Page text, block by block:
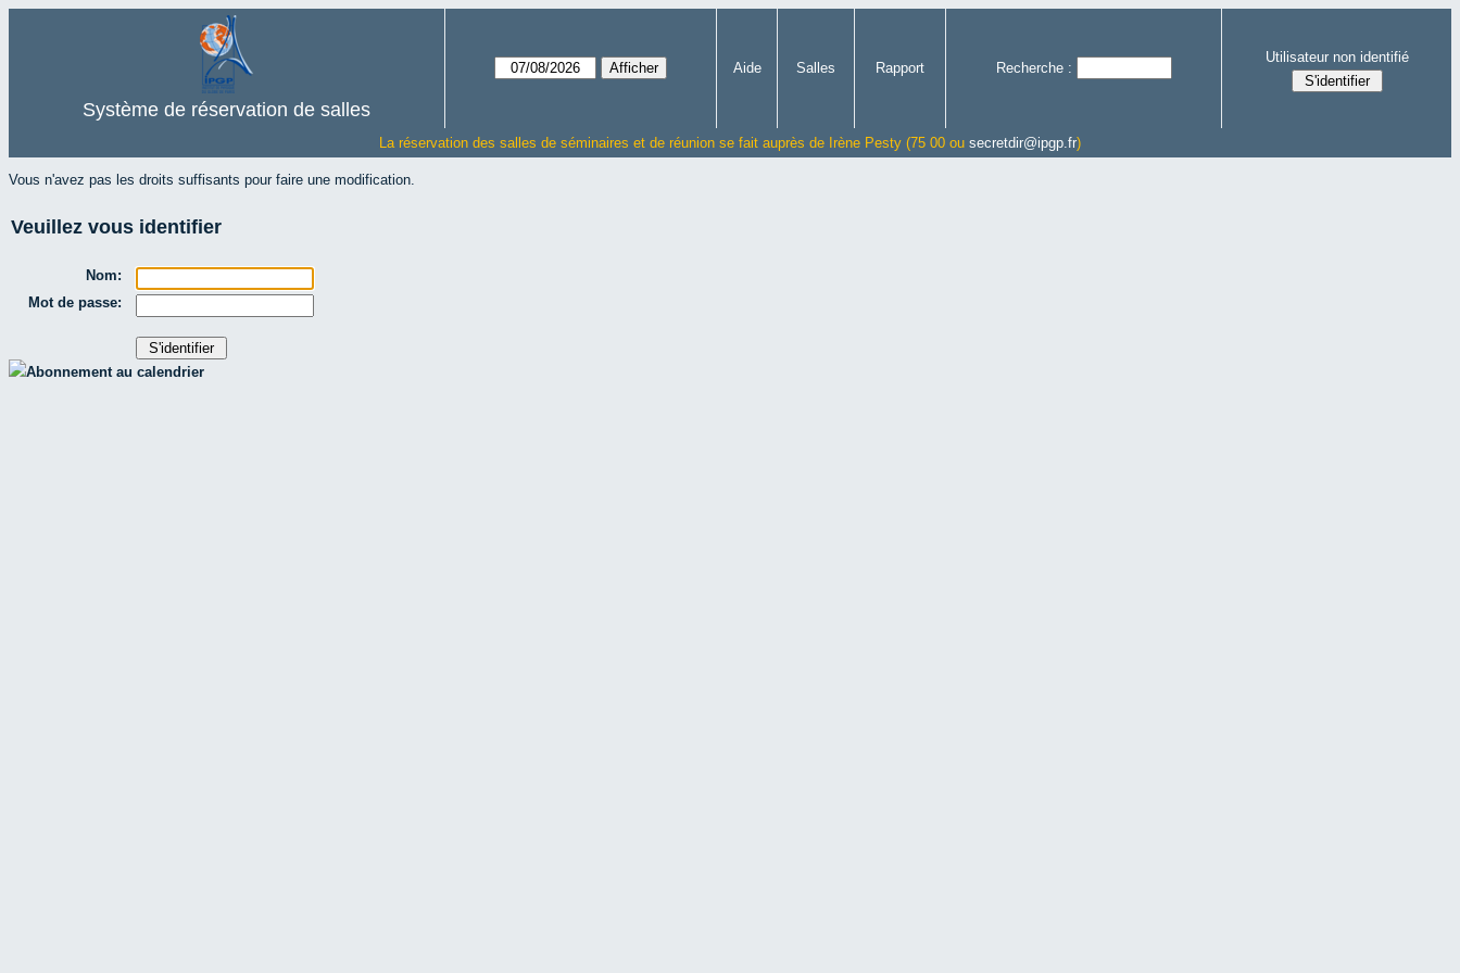
Système de réservation de salles
Aide Salles Rapport Recherche :
Utilisateur non identifié
La réservation des salles de séminaires et de réunion se fait auprès de Irène Pesty (75 00 ou secretdir@ipgp.fr)
Vous n'avez pas les droits suffisants pour faire une modification.
Veuillez vous identifier
Nom:
Mot de passe:
Abonnement au calendrier